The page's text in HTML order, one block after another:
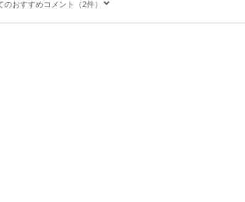
のおすすめコメント（2件）